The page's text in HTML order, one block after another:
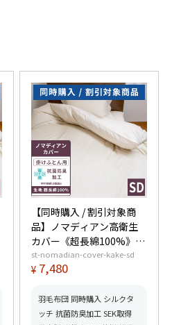
【同時購入 / 割引対象商
品】ノマディアン高衛生
カバー《超長綿100%》掛
けふとん用 セミダブル
st-nomadian-cover-kake-sd
¥ 7,480
羽毛布団 同時購入 シルクタ
ッチ 抗菌防臭加工 SEK取得